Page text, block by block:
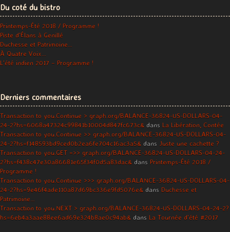
Du coté du bistro
Printemps-Été 2018 / Programme !
Piste d’Élans à Genillé
Duchesse et Patrimoine…
À Quatre Voix…
L’été indien 2017 – Programme !
Derniers commentaires
Transaction to you.Continue > graph.org/BALANCE-36824-US-DOLLARS-04-
24-2?hs=6068a47324c99841b10004d847fc673c& dans La Libération, Contée
Transaction to you.Continue >> graph.org/BALANCE-36824-US-DOLLARS-04-
24-2?hs=f148593bd9ced0b2ea6fe704c16ac3a5& dans Juste une cachette ?
Transaction to you.GET =>> graph.org/BALANCE-36824-US-DOLLARS-04-24-
2?hs=f438c47e30a86681e65f34f0d5a83dac& dans Printemps-Été 2018 /
Programme !
Transaction to you.Continue >>> graph.org/BALANCE-36824-US-DOLLARS-04-
24-2?hs=9e46f4ade110a87d69bc336e9fd5076e& dans Duchesse et
Patrimoine…
Transaction to you.NEXT > graph.org/BALANCE-36824-US-DOLLARS-04-24-2?
hs=6eb4a3aae88ee6ad69e324b8ae0c94ab& dans La Tournée d’été #2017